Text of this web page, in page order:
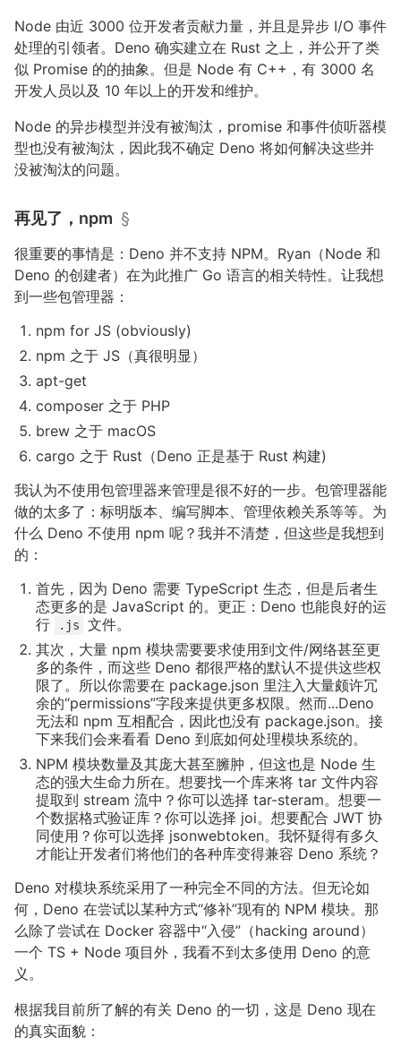
Node 由近 3000 位开发者贡献力量，并且是异步 I/O 事件
处理的引领者。Deno 确实建立在 Rust 之上，并公开了类
似 Promise 的的抽象。但是 Node 有 C++，有 3000 名
开发人员以及 10 年以上的开发和维护。
Node 的异步模型并没有被淘汰，promise 和事件侦听器模
型也没有被淘汰，因此我不确定 Deno 将如何解决这些并
没被淘汰的问题。
再见了，npm §
很重要的事情是：Deno 并不支持 NPM。Ryan（Node 和
Deno 的创建者）在为此推广 Go 语言的相关特性。让我想
到一些包管理器：
npm for JS (obviously)
npm 之于 JS（真很明显）
apt-get
composer 之于 PHP
brew 之于 macOS
cargo 之于 Rust（Deno 正是基于 Rust 构建)
我认为不使用包管理器来管理是很不好的一步。包管理器能
做的太多了：标明版本、编写脚本、管理依赖关系等等。为
什么 Deno 不使用 npm 呢？我并不清楚，但这些是我想到
的：
首先，因为 Deno 需要 TypeScript 生态，但是后者生
态更多的是 JavaScript 的。更正：Deno 也能良好的运
行
.js
文件。
其次，大量 npm 模块需要要求使用到文件/网络甚至更
多的条件，而这些 Deno 都很严格的默认不提供这些权
限了。所以你需要在 package.json 里注入大量颇许冗
余的“permissions”字段来提供更多权限。然而...Deno
无法和 npm 互相配合，因此也没有 package.json。接
下来我们会来看看 Deno 到底如何处理模块系统的。
NPM 模块数量及其庞大甚至臃肿，但这也是 Node 生
态的强大生命力所在。想要找一个库来将 tar 文件内容
提取到 stream 流中？你可以选择 tar-steram。想要一
个数据格式验证库？你可以选择 joi。想要配合 JWT 协
同使用？你可以选择 jsonwebtoken。我怀疑得有多久
才能让开发者们将他们的各种库变得兼容 Deno 系统？
Deno 对模块系统采用了一种完全不同的方法。但无论如
何，Deno 在尝试以某种方式“修补”现有的 NPM 模块。那
么除了尝试在 Docker 容器中“入侵”（hacking around）
一个 TS + Node 项目外，我看不到太多使用 Deno 的意
义。
根据我目前所了解的有关 Deno 的一切，这是 Deno 现在
的真实面貌：